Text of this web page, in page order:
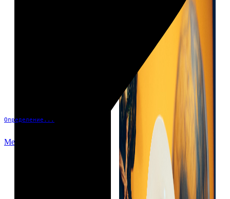
Определение...
Меню